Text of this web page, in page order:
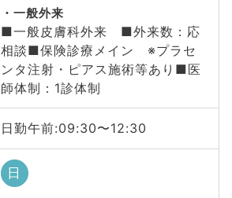
一般外来
■一般皮膚科外来 ■外来数：応
相談■保険診療メイン ※プラセ
ンタ注射・ピアス施術等あり■医
師体制：1診体制
日勤午前:09:30〜12:30
日